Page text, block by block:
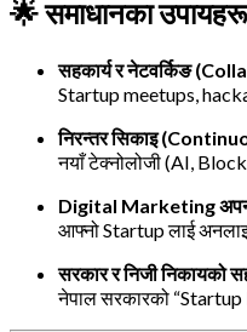
🌟समाधानका उपायहरू
सहकार्य र नेटवर्किङ
Startup meetups,
निरन्तर सिकाइ
नयाँ टेक्नोलोजी (AI,
Digital Marketing
आफ्नो Startup लाई
सरकार र निजी निकायको
नेपाल सरकारको “Startup